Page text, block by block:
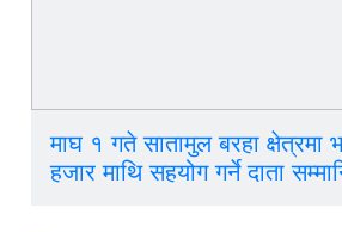
माघ १ गते सातामुल बरहा क्षेत्रमा
हजार माथि सहयोग गर्ने दाता